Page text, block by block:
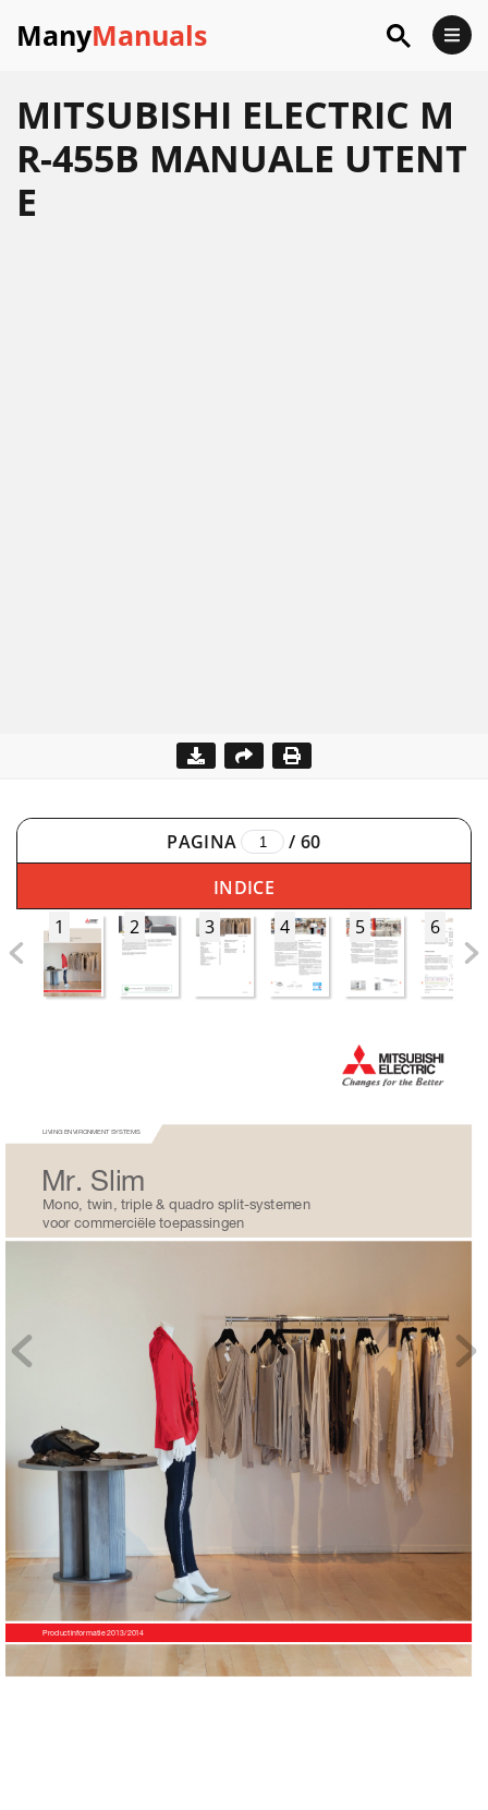
ManyManuals
MITSUBISHI ELECTRIC M
R-455B MANUALE UTENT
E
PAGINA / 60
INDICE
1
2 3 4 5 6
Productinformatie 2013/2014
LIVING ENVIRONMENT SYSTEMS
Mr. Slim
Mono, twin, triple & quadro split-systemen
voor commerciële toepassingen